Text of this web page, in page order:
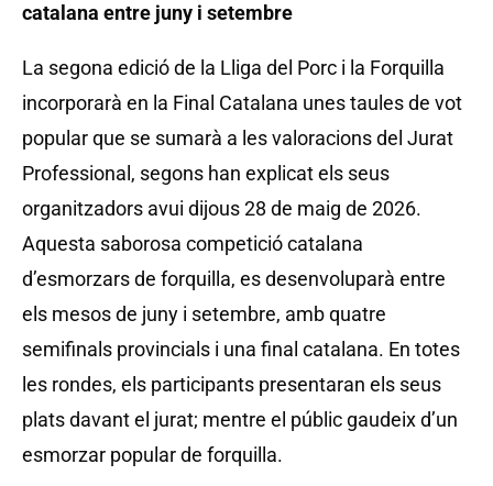
catalana entre juny i setembre
La segona edició de la Lliga del Porc i la Forquilla
incorporarà en la Final Catalana unes taules de vot
popular que se sumarà a les valoracions del Jurat
Professional, segons han explicat els seus
organitzadors avui dijous 28 de maig de 2026.
Aquesta saborosa competició catalana
d’esmorzars de forquilla, es desenvoluparà entre
els mesos de juny i setembre, amb quatre
semifinals provincials i una final catalana. En totes
les rondes, els participants presentaran els seus
plats davant el jurat; mentre el públic gaudeix d’un
esmorzar popular de forquilla.